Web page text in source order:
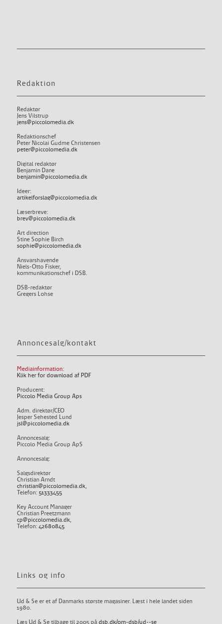
Redaktion
Redaktør
Jens Vilstrup
jens@piccolomedia.dk
Redaktionschef
Peter Nicolai Gudme Christensen
peter@piccolomedia.dk
Digital redaktør
Benjamin Dane
benjamin@piccolomedia.dk
Ideer:
artikelforslag@piccolomedia.dk
Læserbreve:
brev@piccolomedia.dk
Art direction
Stine Sophie Birch
sophie@piccolomedia.dk
Ansvarshavende
Niels-Otto Fisker,
kommunikationschef i DSB.
DSB-redaktør
Gregers Lohse
Annoncesalg/kontakt
Mediainformation:
Klik her for download af PDF
Producent:
Piccolo Media Group Aps
Adm. direktør/CEO
Jesper Sehested Lund
jsl@piccolomedia.dk
Annoncesalg:
Piccolo Media Group ApS
Annoncesalg:
Salgsdirektør
Christian Arndt
christian@piccolomedia.dk,
Telefon: 51333455
Key Account Manager
Christian Preetzmann
cp@piccolomedia.dk,
Telefon: 42680845
Links og info
Ud & Se er et af Danmarks største magasiner. Læst i hele landet siden
1980.
Læs Ud & Se tilbage til 2005 på dsb.dk/om-dsb/ud--se